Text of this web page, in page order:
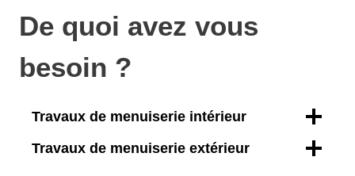
De quoi avez vous
besoin ?
Travaux de menuiserie intérieur
Travaux de menuiserie extérieur